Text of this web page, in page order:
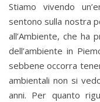
Stiamo vivendo
sentono sulla nostra
all’Ambiente, che ha
dell’ambiente in
sebbene occorra
ambientali non si
anni. Per quanto